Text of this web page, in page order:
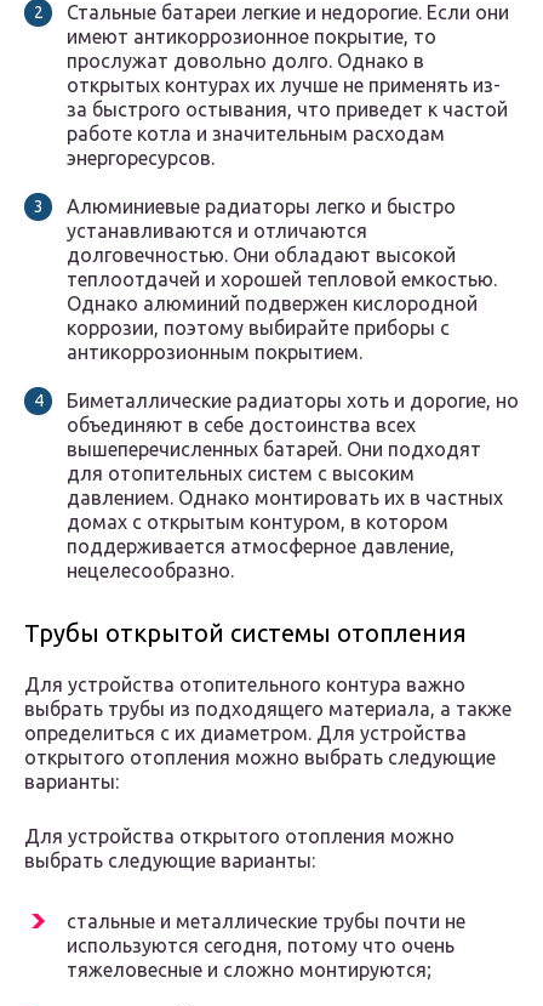
Стальные батареи легкие и недорогие. Если они
имеют антикоррозионное покрытие, то
прослужат довольно долго. Однако в
открытых контурах их лучше не применять из-
за быстрого остывания, что приведет к частой
работе котла и значительным расходам
энергоресурсов.
Алюминиевые радиаторы легко и быстро
устанавливаются и отличаются
долговечностью. Они обладают высокой
теплоотдачей и хорошей тепловой емкостью.
Однако алюминий подвержен кислородной
коррозии, поэтому выбирайте приборы с
антикоррозионным покрытием.
Биметаллические радиаторы хоть и дорогие, но
объединяют в себе достоинства всех
вышеперечисленных батарей. Они подходят
для отопительных систем с высоким
давлением. Однако монтировать их в частных
домах с открытым контуром, в котором
поддерживается атмосферное давление,
нецелесообразно.
Трубы открытой системы отопления
Для устройства отопительного контура важно
выбрать трубы из подходящего материала, а также
определиться с их диаметром. Для устройства
открытого отопления можно выбрать следующие
варианты:
Для устройства открытого отопления можно
выбрать следующие варианты:
стальные и металлические трубы почти не
используются сегодня, потому что очень
тяжеловесные и сложно монтируются;